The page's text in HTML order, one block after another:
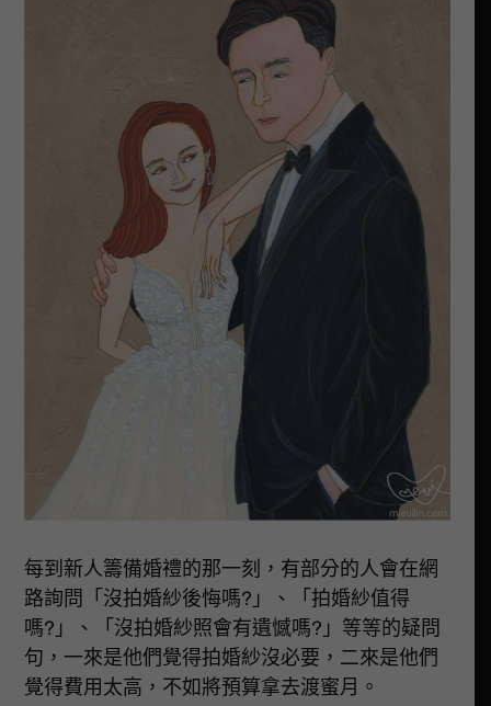
每到新人籌備婚禮的那一刻，有部分的人會在網
路詢問「沒拍婚紗後悔嗎?」、「拍婚紗值得
嗎?」、「沒拍婚紗照會有遺憾嗎?」等等的疑問
句，一來是他們覺得拍婚紗沒必要，二來是他們
覺得費用太高，不如將預算拿去渡蜜月。